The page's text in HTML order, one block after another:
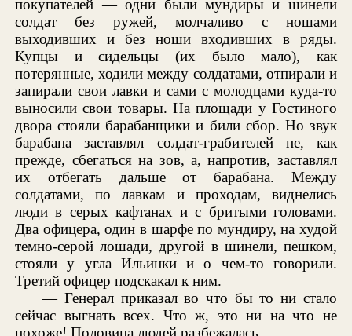
покупателей — одни были мундиры и шинели
солдат без ружей, молчаливо с ношами
выходивших и без ноши входивших в ряды.
Купцы и сидельцы (их было мало), как
потерянные, ходили между солдатами, отпирали и
запирали свои лавки и сами с молодцами куда-то
выносили свои товары. На площади у Гостиного
двора стояли барабанщики и били сбор. Но звук
барабана заставлял солдат-грабителей не, как
прежде, сбегаться на зов, а, напротив, заставлял
их отбегать дальше от барабана. Между
солдатами, по лавкам и проходам, виднелись
люди в серых кафтанах и с бритыми головами.
Два офицера, один в шарфе по мундиру, на худой
темно-серой лошади, другой в шинели, пешком,
стояли у угла Ильинки и о чем-то говорили.
Третий офицер подскакал к ним.
— Генерал приказал во что бы то ни стало
сейчас выгнать всех. Что ж, это ни на что не
похоже! Половина людей разбежалась.